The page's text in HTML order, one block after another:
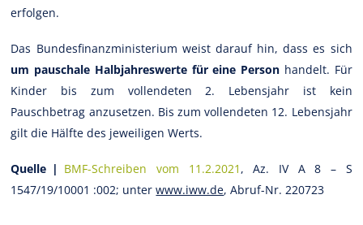
erfolgen.
Das Bundesfinanzministerium weist darauf hin, dass es sich
um pauschale Halbjahreswerte für eine Person handelt. Für
Kinder bis zum vollendeten 2. Lebensjahr ist kein
Pauschbetrag anzusetzen. Bis zum vollendeten 12. Lebensjahr
gilt die Hälfte des jeweiligen Werts.
Quelle | BMF-Schreiben vom 11.2.2021 , Az. IV A 8 – S
1547/19/10001 :002; unterwww.iww.de, Abruf-Nr. 220723